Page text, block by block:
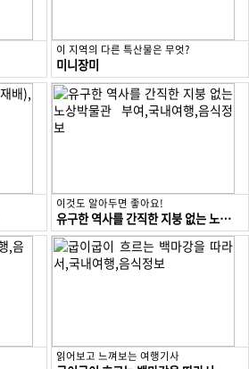
이 지역의 다른 특산물은 무엇?
미니장미
이것도 알아두면 좋아요!
유구한 역사를 간직한 지붕 없는 노상박물관 부여
읽어보고 느껴보는 여행기사